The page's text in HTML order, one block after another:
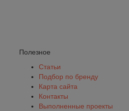
Полезное
Статьи
Подбор по бренду
Карта сайта
Контакты
Выполненные проекты